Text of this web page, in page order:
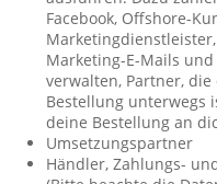
Facebook, Offshore-
Marketing-E-Mails
verwalten, Partner,
Bestellung unterwegs
deine Bestellung an
Umsetzungspartner
Händler, Zahlungs-